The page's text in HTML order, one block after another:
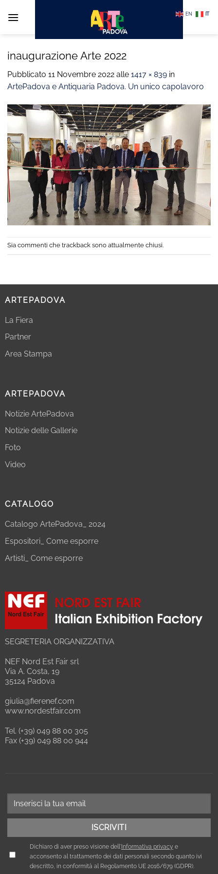
inaugurazione Arte 2022
Pubblicato 11 Novembre 2022 alle 1417 × 839 in
ArtePadova e Antiquaria Padova. Un unico capolavoro
Sia commenti che trackback sono attualmente chiusi.
ARTEPADOVA
La Fiera
Partner
Area Stampa
ARTEPADOVA
Notizie ArtePadova
Notizie delle Gallerie
Foto
Video
CATALOGO
Catalogo ArtePadova_ 2024
Espositori_ Come esporre
Artisti_ Come esporre
SEGRETERIA ORGANIZZATIVA
NEF Nord Est Fair srl
Via A. Costa, 19
35124 Padova
giulia@fierenef.com
www.nordestfair.com
Tel. (+39) 049 88 00 305
Fax (+39) 049 88 00 944
Dichiaro di aver preso visione dell' Informativa privacy e
acconsento al trattamento dei dati personali secondo quanto ivi
descritto, in conformità al Regolamento UE 2016/679 (GDPR).
EN IT